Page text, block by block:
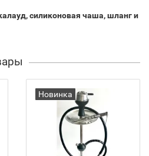
силиконовая чаша, шланг и
Новинка